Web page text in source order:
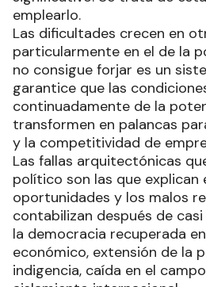
emplearlo.
Las dificultades crecen en
particularmente en el de la
no consigue forjar es un
garantice que las
continuadamente de la
transformen en palancas
y la competitividad de
Las fallas arquitectónicas
político son las que explican
oportunidades y los malos
contabilizan después de
la democracia recuperada
económico, extensión de la
indigencia, caída en el